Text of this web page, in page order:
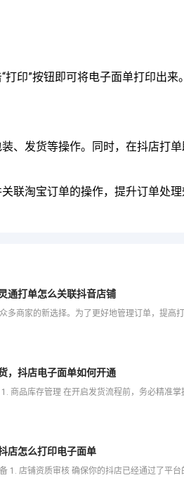
印”按钮即可将电子面单打印出来
、发货等操作。同时，在抖店打
联淘宝订单的操作，提升订单处理
通打单怎么关联抖音店铺
，抖店电子面单如何开通
店怎么打印电子面单